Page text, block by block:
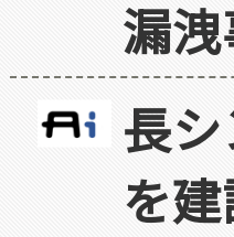
漏
長
を